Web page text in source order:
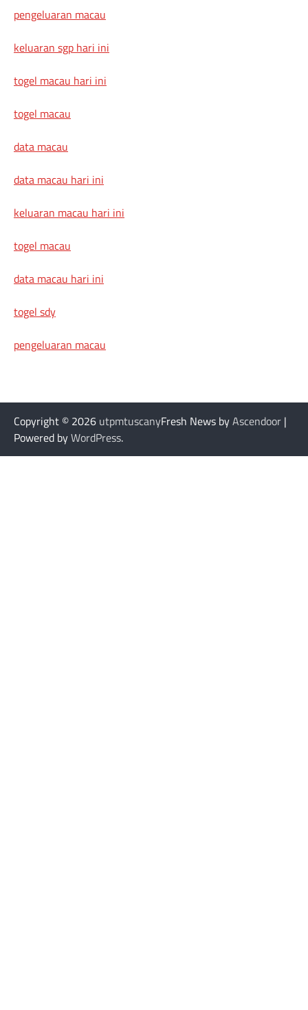
pengeluaran macau
keluaran sgp hari ini
togel macau hari ini
togel macau
data macau
data macau hari ini
keluaran macau hari ini
togel macau
data macau hari ini
togel sdy
pengeluaran macau
Copyright © 2026 utpmtuscanyFresh News byAscendoor |
Powered byWordPress.